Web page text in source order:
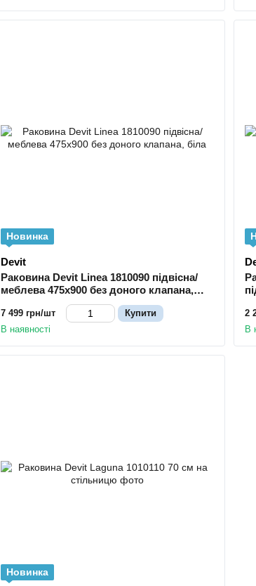
Новинка
Devit
Раковина Devit Linea 1810090 підвісна/
меблева 475х900 без доного клапана,
7 499 грн/шт
Купити
В наявності
2
В
Новинка